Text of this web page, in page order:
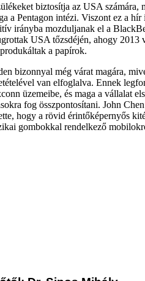
biztosítja az USA számára,
a Pentagon intézi. Viszont ez a
irányba mozduljanak el a
USA tőzsdéjén, ahogy 2013
a papírok.
bizonnyal még várat magára,
van elfoglalva. Ennek
üzemeibe, és maga a vállalat
fog összpontosítani. John
hogy a rövid érintőképernyős
gombokkal rendelkező